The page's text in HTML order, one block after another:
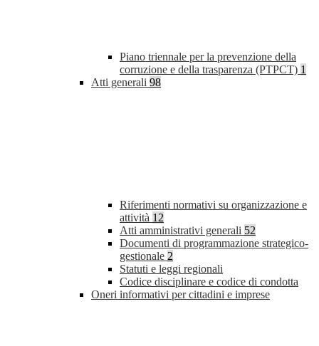
Piano triennale per la prevenzione della
corruzione e della trasparenza (PTPCT) 1
Atti generali 98
Riferimenti normativi su organizzazione e
attività 12
Atti amministrativi generali 52
Documenti di programmazione strategico-
gestionale 2
Statuti e leggi regionali
Codice disciplinare e codice di condotta
Oneri informativi per cittadini e imprese